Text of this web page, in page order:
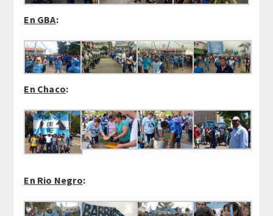
En GBA:
En Chaco:
En Rio Negro: